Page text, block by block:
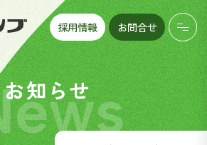
採用情報 お問合せ
お知らせ